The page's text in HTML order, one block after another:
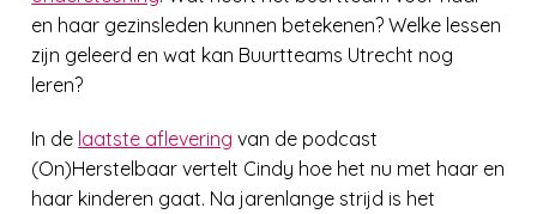
en haar gezinsleden kunnen betekenen? Welke lessen
zijn geleerd en wat kan Buurtteams Utrecht nog
leren?
In de laatste aflevering van de podcast
(On)Herstelbaar vertelt Cindy hoe het nu met haar en
haar kinderen gaat. Na jarenlange strijd is het